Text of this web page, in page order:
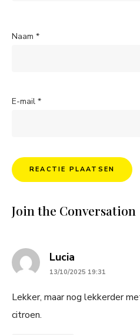
Naam *
E-mail *
Join the Conversation
Lucia
13/10/2025 19:31
Lekker, maar nog lekkerder
citroen.